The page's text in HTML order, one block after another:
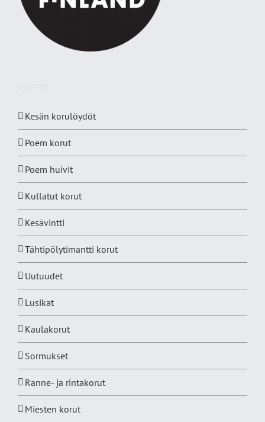
Kesän korulöydöt
Poem korut
Poem huivit
Kullatut korut
Kesävintti
Tähtipölytimantti korut
Uutuudet
Lusikat
Kaulakorut
Sormukset
Ranne- ja rintakorut
Miesten korut